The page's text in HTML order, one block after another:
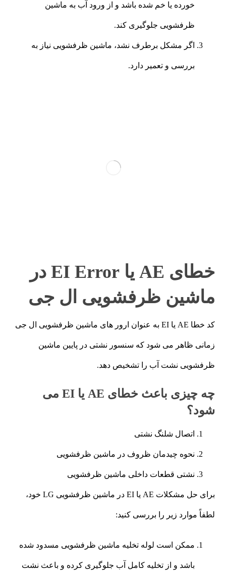
خورده یا خم شده باشد و از ورود آب به ماشین
ظرفشویی جلوگیری کند.
اگر مشکل برطرف نشد، ماشین ظرفشویی نیاز به
بررسی و تعمیر دارد.
خطای AE یا EI Error در
ماشین ظرفشویی ال جی
کد خطا AE یا EI به عنوان ارور های ماشین ظرفشویی ال جی
زمانی ظاهر می شود که سنسور نشتی در پایین ماشین
ظرفشویی نشت آب را تشخیص دهد.
چه چیزی باعث خطای AE یا EI می
شود؟
اتصال شلنگ نشتی
نحوه چیدمان ظروف در ماشین ظرفشویی
نشتی قطعات داخلی ماشین ظرفشویی
برای حل مشکلات AE یا EI در ماشین ظرفشویی LG خود،
لطفاً موارد زیر را بررسی کنید:
ممکن است لوله تخلیه ماشین ظرفشویی مسدود شده
باشد و از تخلیه کامل آب جلوگیری کرده و باعث نشت